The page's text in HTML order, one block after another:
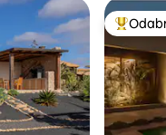
Među